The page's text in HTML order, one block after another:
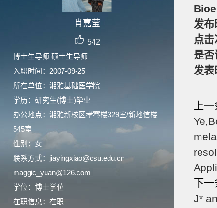
肖嘉莹
542
博士生导师 硕士生导师
入职时间：2007-09-25
所在单位：湘雅基础医学院
学历：研究生(博士)毕业
办公地点：湘雅新校区孝骞楼329室/新地信楼
545室
性别：女
联系方式：jiayingxiao@csu.edu.cn
maggic_yuan@126.com
学位：博士学位
在职信息：在职
发布
点
是否
发表
上
下一
J*